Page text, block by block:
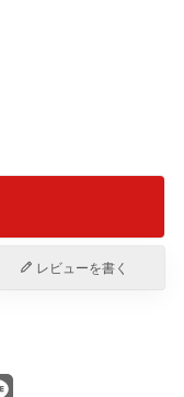
レビューを書く